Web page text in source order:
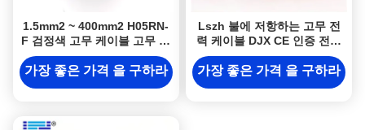
1.5mm2 ~ 400mm2 H05RN-
F 검정색 고무 케이블 고무 피
복
가장 좋은 가격 을 구하라
Lszh 불에 저항하는 고무 전
력 케이블 DJX CE 인증 전기
케이블
가장 좋은 가격 을 구하라